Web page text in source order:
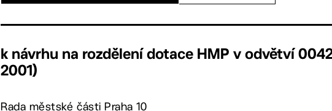
k návrhu na rozdělení dotace HMP v odvětví 0042
2001)
Rada městské části Praha 10